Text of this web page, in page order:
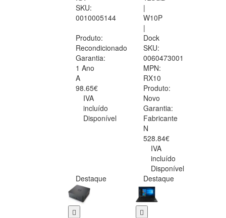
SKU:
0010005144
Produto:
Recondicionado
Garantia:
1 Ano
A
98.65€
IVA
incluído
Disponível
|
W10P
|
Dock
SKU:
0060473001
MPN:
RX10
Produto:
Novo
Garantia:
Fabricante
N
528.84€
IVA
incluído
Disponível
Destaque
Destaque